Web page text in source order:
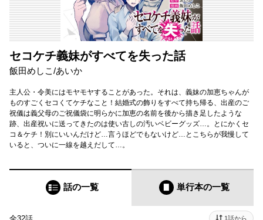
セコケチ義妹がすべてを失った話
飯田めしこ /あいか
主人公・令美にはモヤモヤすることがあった。それは、義妹の加恵ちゃんが
ものすごくセコくてケチなこと！結婚式の飾りをすべて持ち帰る、出産のご
祝儀は義父母のご祝儀袋に明らかに加恵の名前を後から描き足したような
跡、出産祝いに送ってきたのは使い古しの汚いベビーグッズ…。とにかくセ
コ＆ケチ！別にいいんだけど…言うほどでもないけど…とこちらが我慢して
いると、ついに一線を越えだして…。
話の一覧 単行本の一覧
全32話 1話から